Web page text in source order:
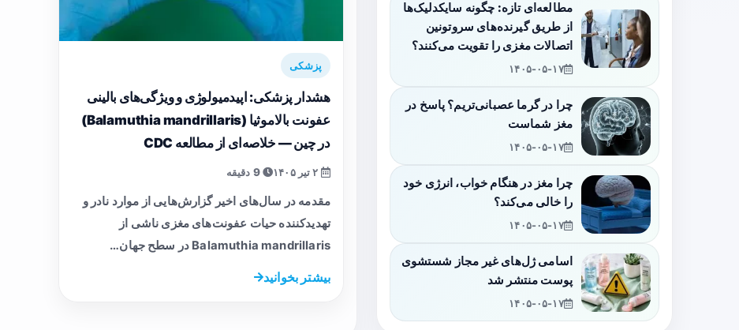
پزشکی
هشدار پزشکی: اپیدمیولوژی و ویژگی‌های بالینی
عفونت بالاموثیا (Balamuthia mandrillaris)
در چین — خلاصه‌ای از مطالعه CDC
9 دقیقه
مقدمه در سال‌های اخیر گزارش‌هایی از موارد نادر و
تهدیدکننده حیات عفونت‌های مغزی ناشی از
Balamuthia mandrillaris در سطح جهان…
بیشتر بخوانید
مطالعه‌ای تازه: چگونه سایکدلیک‌ها
از طریق گیرنده‌های سروتونین
اتصالات مغزی را تقویت می‌کنند؟
۱۴۰۵-۰۵-۱۷
چرا در گرما عصبانی‌تریم؟ پاسخ در
مغز شماست
۱۴۰۵-۰۵-۱۷
چرا مغز در هنگام خواب، انرژی خود
را خالی می‌کند؟
۱۴۰۵-۰۵-۱۷
اسامی ژل‌های غیر مجاز شستشوی
پوست منتشر شد
۱۴۰۵-۰۵-۱۷